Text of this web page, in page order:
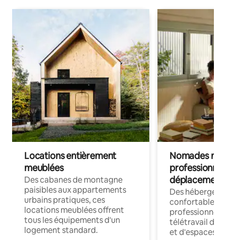
Locations entièrement
meublées
Des cabanes de montagne
paisibles aux appartements
urbains pratiques, ces
locations meublées offrent
tous les équipements d'un
logement standard.
Nomades
déplacement
Des
confortables
professionnels
télétravail
et d'espaces